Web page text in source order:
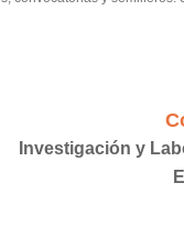
Investigación y